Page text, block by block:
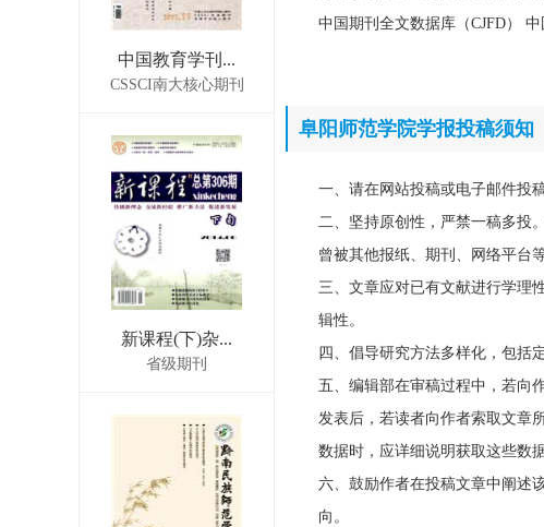
中国教育学刊...
CSSCI南大核心期刊
新课程(下)杂...
省级期刊
中国期刊全文数据库（CJFD）
阜阳师范学院学报投稿须知
一、请在网站投稿或电子邮件投稿
二、坚持原创性，严禁一稿多投
曾被其他报纸、期刊、网络平台
三、文章应对已有文献进行学理
辑性。
四、倡导研究方法多样化，包括
五、编辑部在审稿过程中，若向
发表后，若读者向作者索取文章
数据时，应详细说明获取这些数
六、鼓励作者在投稿文章中阐述
向。